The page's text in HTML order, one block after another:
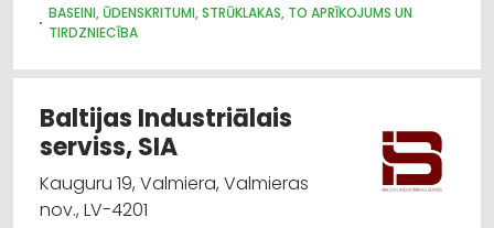
BASEINI, ŪDENSKRITUMI, STRŪKLAKAS, TO APRĪKOJUMS UN
TIRDZNIECĪBA
SANTEHNIKAS VAIRUMTIRDZNIECĪBA
SŪKŅI, PUMPJI, VĀRSTI, VENTIĻI
ŪDENSAPGĀDE UN KANALIZĀCIJA
Baltijas Industriālais
serviss, SIA
Kauguru 19, Valmiera, Valmieras
nov., LV-4201